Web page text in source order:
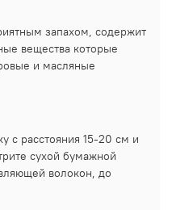
запахом, содержит
вещества которые
и масляные
с расстояния 15-20 см и
сухой бумажной
волокон, до